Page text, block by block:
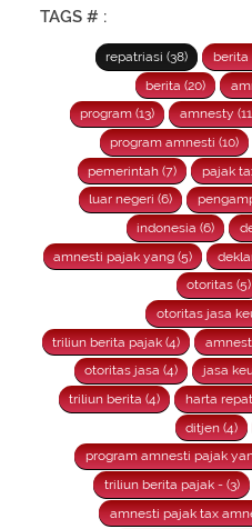
TAGS # :
repatriasi (38) berita
berita (20)
program (13)
amnesty
program amnesti (10)
pemerintah (7)
pajak
luar negeri (6)
indonesia (6)
amnesti pajak yang (5)
otoritas (5)
otoritas jasa
triliun berita pajak (4)
otoritas jasa (4)
jasa
triliun berita (4)
harta
ditjen (4)
program amnesti pajak
triliun berita pajak - (3)
amnesti pajak tax